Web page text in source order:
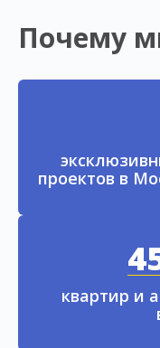
Почему
проектов в
квартир и